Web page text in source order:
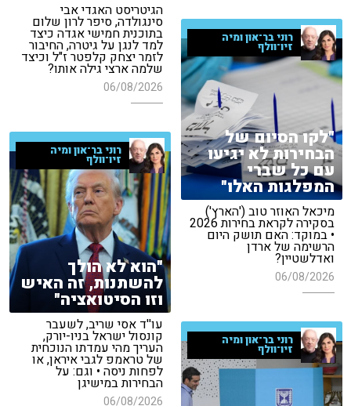
הגיטריסט האגדי אבי
סינגולדה, סיפר לרון שלום
בתוכנית חמישי אגדה כיצד
למד לנגן על גיטרה, החיבור
לזמר יצחק קלפטר ז"ל וכיצד
שלמה ארצי גילה אותו?
06/08/2026
רוני בר־און ומיה
זיו־וולף
"לקו הסיום של
הבחירות לא יגיעו
עם כל שברי
המפלגות האלו"
מיכאל האוזר טוב ('הארץ')
בסקירה לקראת בחירות 2026
• במוקד: האם תושק היום
הרשימה של ארדן
ואדלשטיין?
06/08/2026
רוני בר־און ומיה
זיו־וולף
"הוא לא הולך
להשתנות, זה האיש
וזו הסיטואציה"
עו''ד אסי שריב, לשעבר
קונסול ישראל בניו-יורק,
העריך מהי עמדתו הנוכחית
של טראמפ לגבי איראן, או
לפחות ניסה • וגם: על
הבחירות במישיגן
06/08/2026
רוני בר־און ומיה
זיו־וולף